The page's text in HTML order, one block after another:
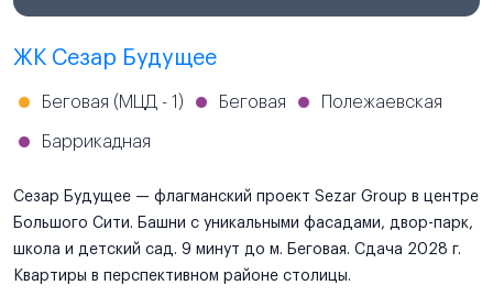
ЖК Сезар Будущее
Беговая (МЦД - 1) Беговая Полежаевская
Баррикадная
Сезар Будущее — флагманский проект Sezar Group в центре
Большого Сити. Башни с уникальными фасадами, двор-парк,
школа и детский сад. 9 минут до м. Беговая. Сдача 2028 г.
Квартиры в перспективном районе столицы.